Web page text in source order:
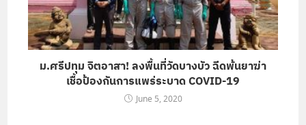
ม.ศรีปทุม จิตอาสา! ลงพื้นที่วัดบางบัว ฉีดพ้นยาฆ่า
เชื้อป้องกันการแพร่ระบาด COVID-19
June 5, 2020